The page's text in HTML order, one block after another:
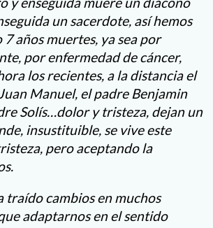
un sacerdote, así hemos
7 años muertes, ya sea por
por enfermedad de cáncer,
los recientes, a la distancia el
Manuel, el padre Benjamin
Solís…dolor y tristeza, dejan un
insustituible, se vive este
pero aceptando la
traído cambios en muchos
adaptarnos en el sentido